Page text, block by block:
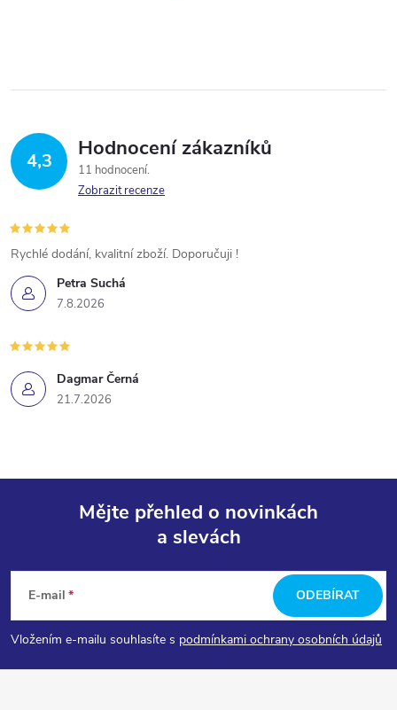
4,3 Hodnocení zákazníků
11 hodnocení
Zobrazit recenze
Petra Suchá
7.8.2026
Rychlé dodání, kvalitní zboží. Doporučuji !
Dagmar Černá
21.7.2026
p
a
Mějte přehled o novinkách
a slevách
E-mail
Vložením e-mailu souhlasíte s podmínkami ochrany osobních údajů
ODEBÍRAT